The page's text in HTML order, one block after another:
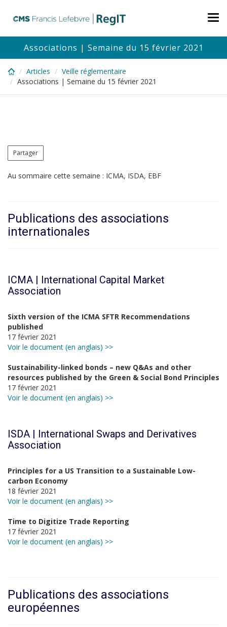
content
Associations | Semaine du 15 février 2021
Articles
Veille réglementaire
Associations | Semaine du 15 février 2021
Partager
Au sommaire cette semaine : ICMA, ISDA, EBF
Publications des associations
internationales
ICMA | International Capital Market
Association
Sixth version of the ICMA SFTR Recommendations
published
17 février 2021
Voir le document (en anglais) >>
Sustainability-linked bonds – new Q&As and other
resources published by the Green & Social Bond Principles
17 février 2021
Voir le document (en anglais) >>
ISDA | International Swaps and Derivatives
Association
Principles for a US Transition to a Sustainable Low-
carbon Economy
18 février 2021
Voir le document (en anglais) >>
Time to Digitize Trade Reporting
17 février 2021
Voir le document (en anglais) >>
Publications des associations
européennes